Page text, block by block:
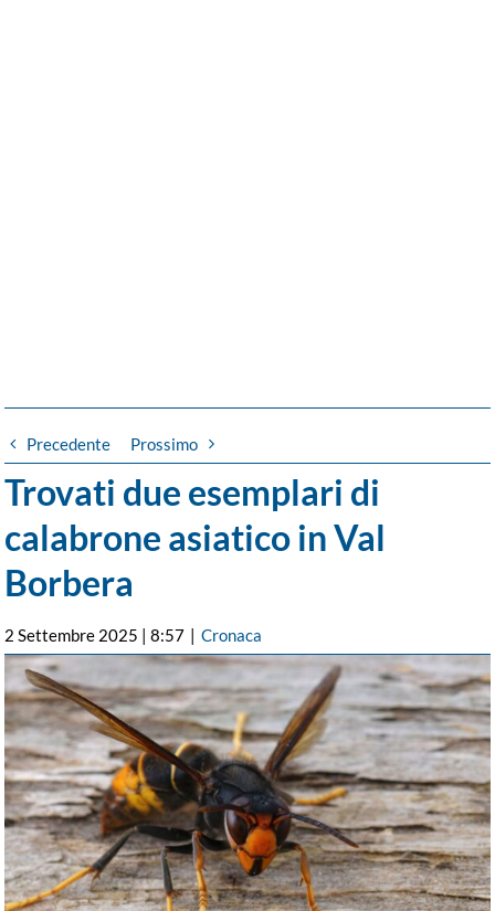
Precedente Prossimo
Trovati due esemplari di
calabrone asiatico in Val
Borbera
2 Settembre 2025 | 8:57 | Cronaca
Ingrandisci
immagine